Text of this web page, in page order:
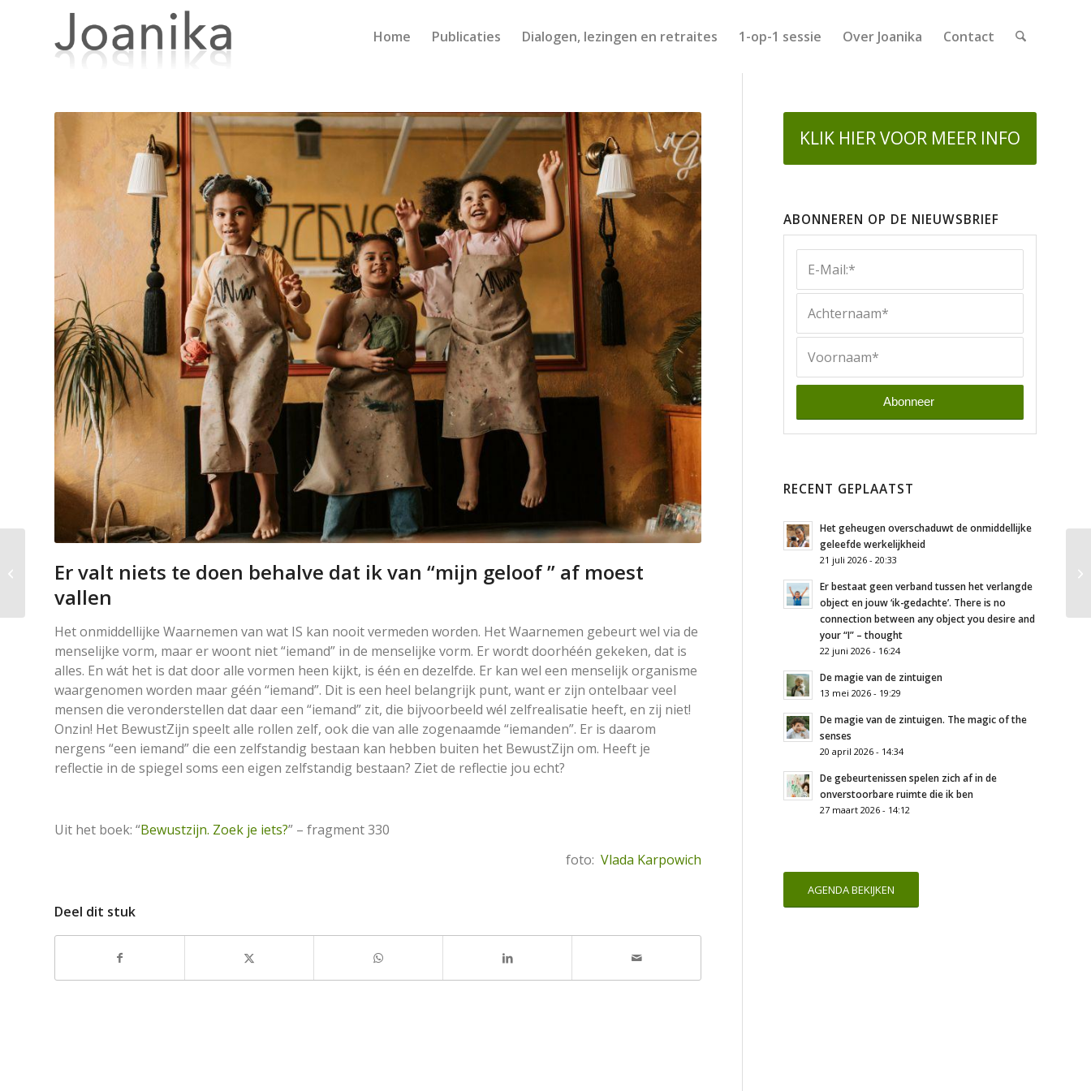
Home Publicaties Dialogen, lezingen en retraites 1-op-1 sessie Over Joanika Contact
Er valt niets te doen behalve dat ik van “mijn geloof ” af moest
vallen
Het onmiddellijke Waarnemen van wat IS kan nooit vermeden worden. Het Waarnemen gebeurt wel via de
menselijke vorm, maar er woont niet “iemand” in de menselijke vorm. Er wordt doorhéén gekeken, dat is
alles. En wát het is dat door alle vormen heen kijkt, is één en dezelfde. Er kan wel een menselijk organisme
waargenomen worden maar géén “iemand”. Dit is een heel belangrijk punt, want er zijn ontelbaar veel
mensen die veronderstellen dat daar een “iemand” zit, die bijvoorbeeld wél zelfrealisatie heeft, en zij niet!
Onzin! Het BewustZijn speelt alle rollen zelf, ook die van alle zogenaamde “iemanden”. Er is daarom
nergens “een iemand” die een zelfstandig bestaan kan hebben buiten het BewustZijn om. Heeft je
reflectie in de spiegel soms een eigen zelfstandig bestaan? Ziet de reflectie jou echt?
Uit het boek: “Bewustzijn. Zoek je iets?” – fragment 330
foto: Vlada Karpowich
Deel dit stuk
KLIK HIER VOOR MEER INFO
ABONNEREN OP DE NIEUWSBRIEF
RECENT GEPLAATST
Het geheugen overschaduwt de onmiddellijke
geleefde werkelijkheid
21 juli 2026 - 20:33
Er bestaat geen verband tussen het verlangde
object en jouw ‘ik-gedachte’. There is no
connection between any object you desire and
your “I” – thought
22 juni 2026 - 16:24
De magie van de zintuigen
13 mei 2026 - 19:29
De magie van de zintuigen. The magic of the
senses
20 april 2026 - 14:34
De gebeurtenissen spelen zich af in de
onverstoorbare ruimte die ik ben
27 maart 2026 - 14:12
AGENDA BEKIJKEN
lichaam wordt
samengesteld uit de
zintuiglijke